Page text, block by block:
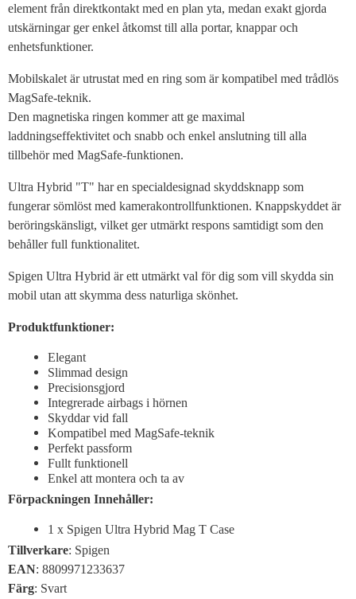
element från direktkontakt med en plan yta, medan exakt gjorda
utskärningar ger enkel åtkomst till alla portar, knappar och
enhetsfunktioner.
Mobilskalet är utrustat med en ring som är kompatibel med trådlös
MagSafe-teknik.
Den magnetiska ringen kommer att ge maximal
laddningseffektivitet och snabb och enkel anslutning till alla
tillbehör med MagSafe-funktionen.
Ultra Hybrid "T" har en specialdesignad skyddsknapp som
fungerar sömlöst med kamerakontrollfunktionen. Knappskyddet är
beröringskänsligt, vilket ger utmärkt respons samtidigt som den
behåller full funktionalitet.
Spigen Ultra Hybrid är ett utmärkt val för dig som vill skydda sin
mobil utan att skymma dess naturliga skönhet.
Produktfunktioner:
Elegant
Slimmad design
Precisionsgjord
Integrerade airbags i hörnen
Skyddar vid fall
Kompatibel med MagSafe-teknik
Perfekt passform
Fullt funktionell
Enkel att montera och ta av
Förpackningen Innehåller:
1 x Spigen Ultra Hybrid Mag T Case
Tillverkare: Spigen
EAN: 8809971233637
Färg: Svart